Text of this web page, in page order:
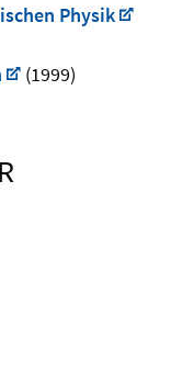
Physik
(1999)